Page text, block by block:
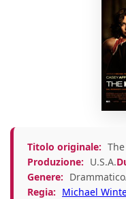
Titolo originale:
Produzione: U.S.A.
Genere:
Regia: Michael